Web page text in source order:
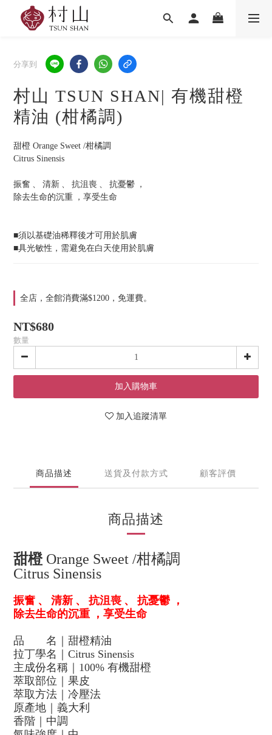
分享到
村山 TSUN SHAN| 有機甜橙
精油 (柑橘調)
甜橙 Orange Sweet /柑橘調
Citrus Sinensis
振奮 、 清新 、 抗沮喪 、 抗憂鬱 ，
除去生命的沉重 ，享受生命
■須以基礎油稀釋後才可用於肌膚
■具光敏性，需避免在白天使用於肌膚
全店，全館消費滿$1200，免運費。
NT$680
數量
加入購物車
加入追蹤清單
商品描述 送貨及付款方式 顧客評價
商品描述
甜橙 Orange Sweet /柑橘調
Citrus Sinensis
振奮 、 清新 、 抗沮喪 、 抗憂鬱 ，
除去生命的沉重 ，享受生命
品
名｜甜橙精油
拉丁學名｜ Citrus Sinensis
主成份名稱｜ 100% 有機甜橙
萃取部位｜果皮
萃取方法｜冷壓法
原產地｜義大利
香階｜中調